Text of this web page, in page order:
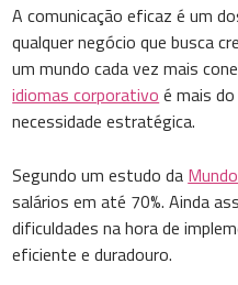
A comunicação eficaz é um
qualquer negócio que busca
um mundo cada vez mais
idiomas corporativo é mais
necessidade estratégica.
Segundo um estudo da
salários em até 70%. Ainda
dificuldades na hora de
eficiente e duradouro.